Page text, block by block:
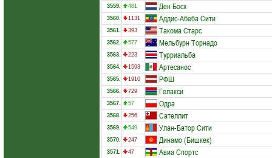
3559. 481 Ден Босх
3560. 1131 Аддис-Абеба Сити
3561. 393 Такома Старс
3562. 577 Мельбурн Торнадо
3563. 223 Турриальба
3564. 1593 Артесанос
3565. 1910 РФШ
3566. 729 Гелакси
3567. 57 Одра
3568. 256 Сателлит
3569. 549 Улан-Батор Сити
3570. 247 Динамо (Бишкек)
3571. 47 Авиа Спортс